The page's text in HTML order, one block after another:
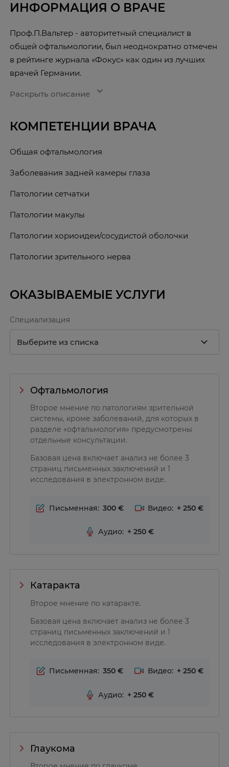
ИНФОРМАЦИЯ О ВРАЧЕ
Проф.П.Вальтер - авторитетный специалист в
общей офтальмологии, был неоднократно отмечен
в рейтинге журнала «Фокус» как один из лучших
врачей Германии.
Раскрыть описание expand_more
КОМПЕТЕНЦИИ ВРАЧА
Общая офтальмология
Заболевания задней камеры глаза
Патологии сетчатки
Патологии макулы
Патологии хориоидеи/сосудистой оболочки
Патологии зрительного нерва
ОКАЗЫВАЕМЫЕ УСЛУГИ
Специализация
Офтальмология
Второе мнение по патологиям зрительной
системы, кроме заболеваний, для которых в
разделе «офтальмология» предусмотрены
отдельные консультации.
Базовая цена включает анализ не более 3
страниц письменных заключений и 1
исследования в электронном виде.
Письменная: 300 Видео: +250
Аудио: +250
Катаракта
Второе мнение по катаракте.
Базовая цена включает анализ не более 3
страниц письменных заключений и 1
исследования в электронном виде.
Письменная:350 Видео: + 250
Аудио: +250
Глаукома